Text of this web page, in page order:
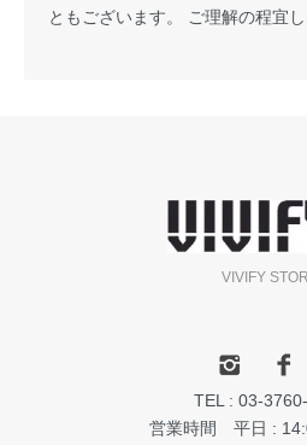
ともございます。 ご理解の程宜し
VIVIFY
TEL : 03-
営業時間 平日 :